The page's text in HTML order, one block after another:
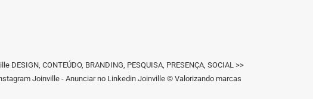
CONTEÚDO, BRANDING, PESQUISA, PRESENÇA, SOCIAL >>
Joinville - Anunciar no Linkedin Joinville © Valorizando marcas